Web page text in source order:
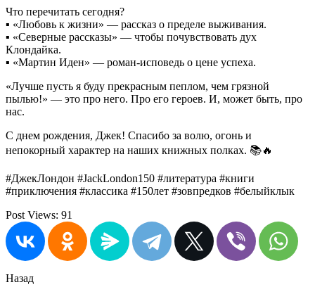
Что перечитать сегодня?
▪ «Любовь к жизни» — рассказ о пределе выживания.
▪ «Северные рассказы» — чтобы почувствовать дух
Клондайка.
▪ «Мартин Иден» — роман-исповедь о цене успеха.
«Лучше пусть я буду прекрасным пеплом, чем грязной
пылью!» — это про него. Про его героев. И, может быть, про
нас.
С днем рождения, Джек! Спасибо за волю, огонь и
непокорный характер на наших книжных полках. 📚🔥
#ДжекЛондон #JackLondon150 #литература #книги
#приключения #классика #150лет #зовпредков #белыйклык
Post Views: 91
Назад